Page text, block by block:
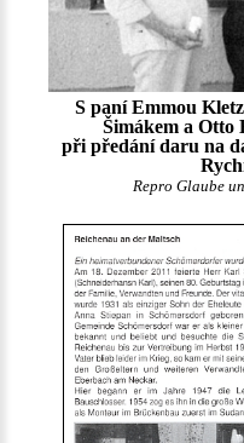
S paní Emmou
Šimákem a Otto
při předání daru na
Repro Glaube